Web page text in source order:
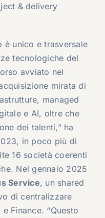
& delivery
è unico e trasversale
tecnologiche del
avviato nel
mirata di
managed
e AI, oltre che
dei talenti,” ha
in poco più di
16 società coerenti
Nel gennaio 2025
Service, un shared
di centralizzare
Finance. “Questo